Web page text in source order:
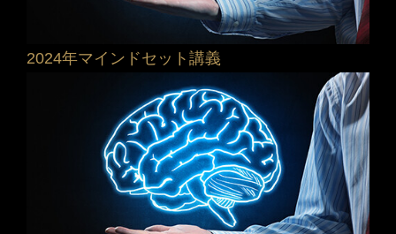
2024年マインドセット講義